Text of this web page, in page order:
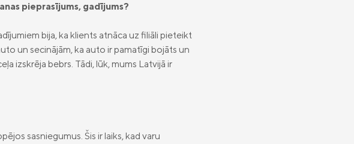
pieprasījums, gadījums?
bija, ka klients atnāca uz filiāli pieteikt
un secinājām, ka auto ir pamatīgi bojāts un
izskrēja bebrs. Tādi, lūk, mums Latvijā ir
sasniegumus. Šis ir laiks, kad varu